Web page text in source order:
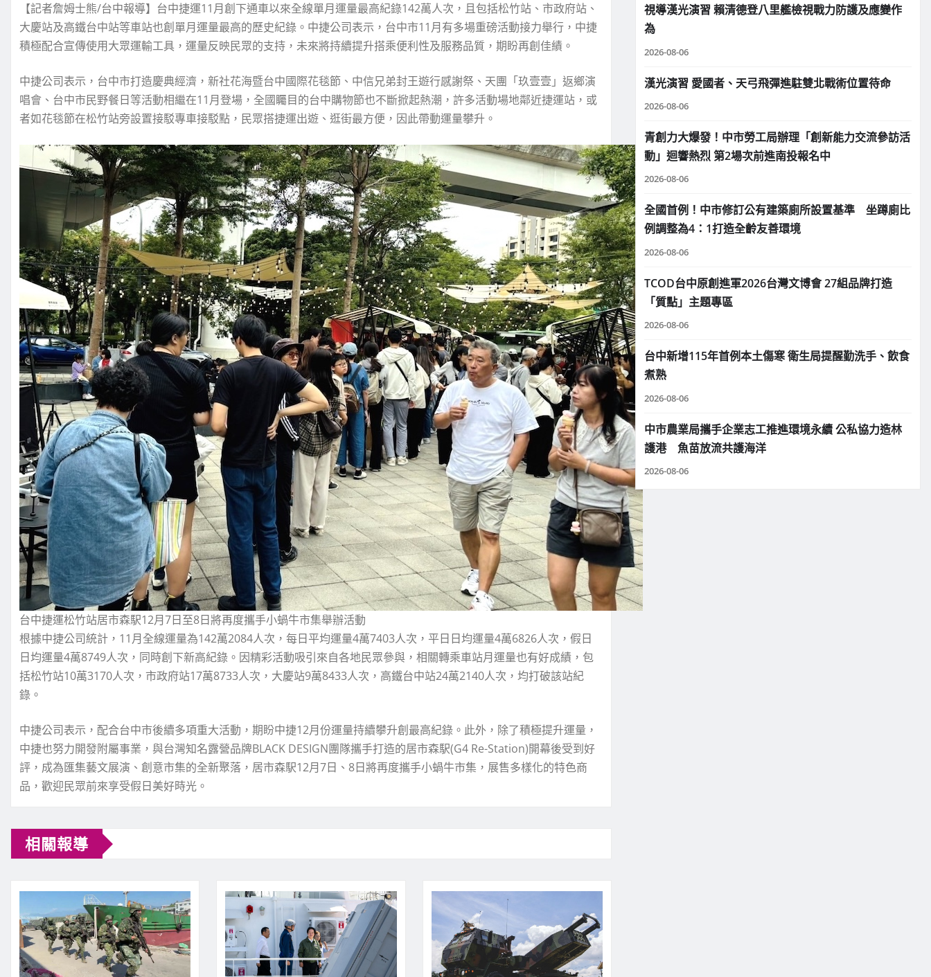
【記者詹姆士熊/台中報導】台中捷運11月創下通車以來全線單月運量最高紀錄142萬人次，且包括松竹站、市政府站、
大慶站及高鐵台中站等車站也創單月運量最高的歷史紀錄。中捷公司表示，台中市11月有多場重磅活動接力舉行，中捷
積極配合宣傳使用大眾運輸工具，運量反映民眾的支持，未來將持續提升搭乘便利性及服務品質，期盼再創佳績。
中捷公司表示，台中市打造慶典經濟，新社花海暨台中國際花毯節、中信兄弟封王遊行感謝祭、天團「玖壹壹」返鄉演
唱會、台中市民野餐日等活動相繼在11月登場，全國矚目的台中購物節也不斷掀起熱潮，許多活動場地鄰近捷運站，或
者如花毯節在松竹站旁設置接駁專車接駁點，民眾搭捷運出遊、逛街最方便，因此帶動運量攀升。
台中捷運松竹站居市森駅12月7日至8日將再度攜手小蝸牛市集舉辦活動
根據中捷公司統計，11月全線運量為142萬2084人次，每日平均運量4萬7403人次，平日日均運量4萬6826人次，假日
日均運量4萬8749人次，同時創下新高紀錄。因精彩活動吸引來自各地民眾參與，相關轉乘車站月運量也有好成績，包
括松竹站10萬3170人次，市政府站17萬8733人次，大慶站9萬8433人次，高鐵台中站24萬2140人次，均打破該站紀
錄。
中捷公司表示，配合台中市後續多項重大活動，期盼中捷12月份運量持續攀升創最高紀錄。此外，除了積極提升運量，
中捷也努力開發附屬事業，與台灣知名露營品牌BLACK DESIGN團隊攜手打造的居市森駅(G4 Re-Station)開幕後受到好
評，成為匯集藝文展演、創意市集的全新聚落，居市森駅12月7日、8日將再度攜手小蝸牛市集，展售多樣化的特色商
品，歡迎民眾前來享受假日美好時光。
相關報導
視導漢光演習 賴清德登八里艦檢視戰力防護及應變作
為
2026-08-06
漢光演習 愛國者、天弓飛彈進駐雙北戰術位置待命
2026-08-06
青創力大爆發！中市勞工局辦理「創新能力交流參訪活
動」迴響熱烈 第2場次前進南投報名中
2026-08-06
全國首例！中市修訂公有建築廁所設置基準 坐蹲廁比
例調整為4：1打造全齡友善環境
2026-08-06
TCOD台中原創進軍2026台灣文博會 27組品牌打造
「質點」主題專區
2026-08-06
台中新增115年首例本土傷寒 衛生局提醒勤洗手、飲食
煮熟
2026-08-06
中市農業局攜手企業志工推進環境永續 公私協力造林
護港 魚苗放流共護海洋
2026-08-06